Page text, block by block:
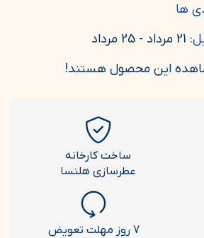
ها
21 مرداد - 25 مرداد
این محصول هستند!
ساخت کارخانه
عطرسازی هلنسا
7 روز مهلت تعویض